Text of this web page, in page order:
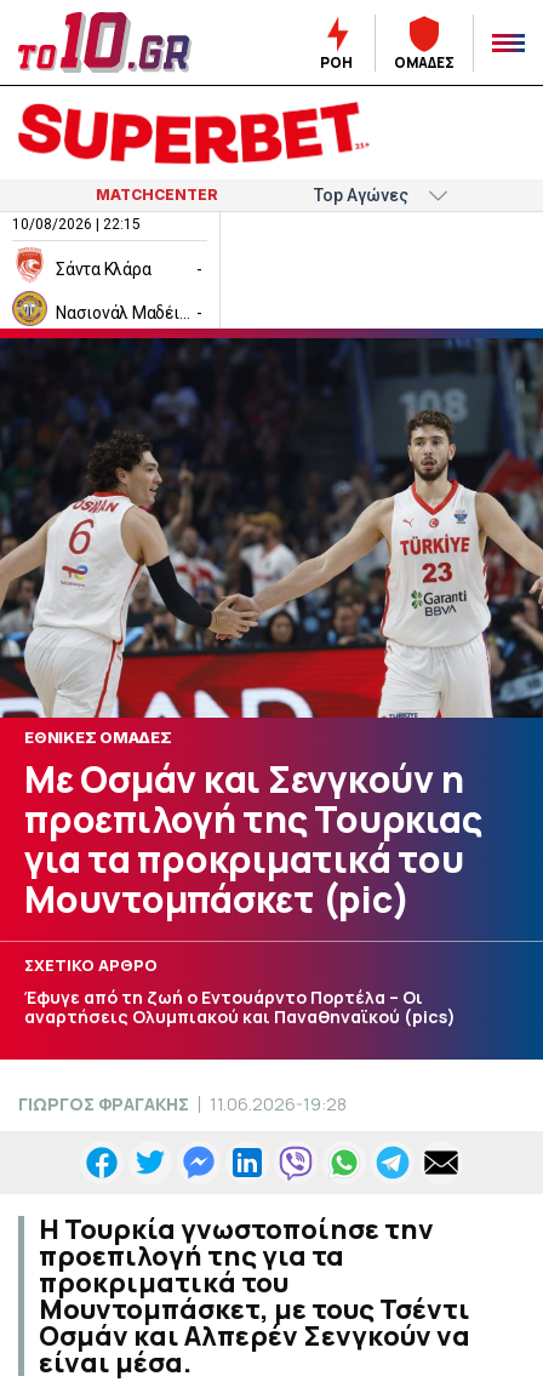
ΡΟΗ ΟΜΑΔΕΣ
MATCHCENTER
10/08/2026 | 22:15
Σάντα Κλάρα -
-
ΕΘΝΙΚΕΣ ΟΜΑΔΕΣ
Με Οσμάν και Σενγκούν η
προεπιλογή της Τουρκιας
για τα προκριματικά του
Μουντομπάσκετ (pic)
ΣΧΕΤΙΚΟ ΑΡΘΡΟ
Έφυγε από τη ζωή ο Εντουάρντο Πορτέλα – Οι
αναρτήσεις Ολυμπιακού και Παναθηναϊκού (pics)
ΓΙΩΡΓΟΣ ΦΡΑΓΑΚΗΣ 11.06.2026-19:28
Η Τουρκία γνωστοποίησε την
προεπιλογή της για τα
προκριματικά του
Μουντομπάσκετ, με τους Τσέντι
Οσμάν και Αλπερέν Σενγκούν να
είναι μέσα.